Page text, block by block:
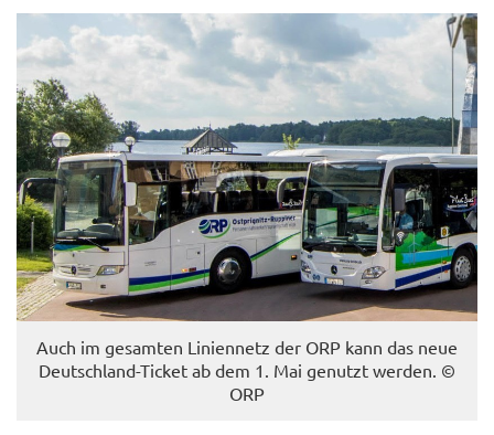
Auch im ge­sam­ten Li­ni­en­netz der ORP kann das neue
Deutschland-​Ticket ab dem 1. Mai ge­nutzt wer­den. ©
ORP